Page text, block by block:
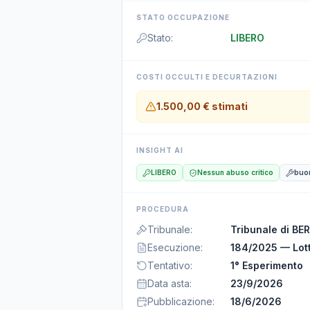
STATO OCCUPAZIONE
Stato: LIBERO
COSTI OCCULTI E DECURTAZIONI
1.500,00 € stimati
INSIGHT AI
LIBERO Nessun abuso critico
PROCEDURA
Tribunale:
Tribunale di
Esecuzione:
184/2025 —
Tentativo:
1° Esperimento
Data asta:
23/9/2026
Pubblicazione:
18/6/2026